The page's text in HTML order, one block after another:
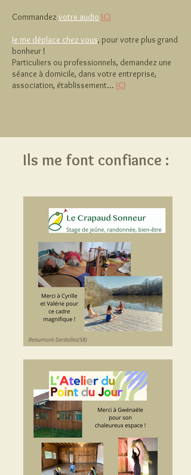
Commandez votre audio ICI
Je me déplace chez vous, pour votre plus grand
bonheur !
Particuliers ou professionnels, demandez une
séance à domicile, dans votre entreprise,
association, établissement... ICI
Ils me font confiance :